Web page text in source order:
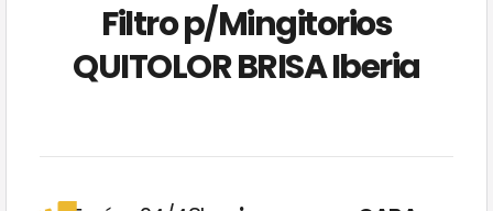
Filtro p/Mingitorios
QUITOLOR BRISA Iberia